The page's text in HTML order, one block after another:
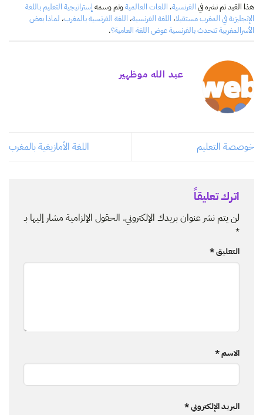
هذا القيد تم نشره في الفرنسية، اللغات العالميةوتم وسمه إستراتيجية التعليم باللغة
الإنجليزية في المغرب مستقبلا، اللغة الفرنسية، اللغة الفرنسية بالمغرب، لماذا بعض
الأسرالمغربية تتحدث بالفرنسية عوض اللغة العامية؟.
عبد الله موظهير
خوصصة التعليم اللغة الأمازيغية بالمغرب
اترك تعليقاً
لن يتم نشر عنوان بريدك الإلكتروني. الحقول الإلزامية مشار إليها بـ
*
التعليق*
الاسم*
البريد الإلكتروني*